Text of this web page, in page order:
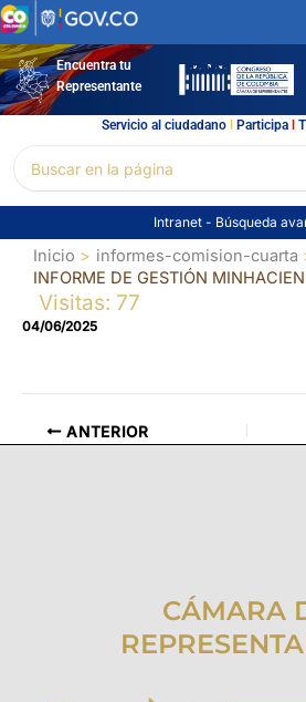
Ir
al
contenidoEncuentra tu
Representante
Servicio al ciudadano l Participal
por:
Intranet - Búsqueda
Inicio
informes-comision-cuarta
INFORME DE GESTIÓN
Visitas: 77
04/06/2025
ANTERIOR
CÁMARA